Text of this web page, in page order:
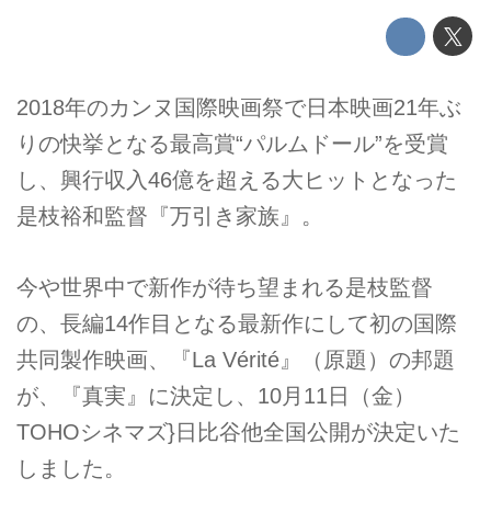
2018年のカンヌ国際映画祭で日本映画21年ぶ
りの快挙となる最高賞“パルムドール”を受賞
し、興行収入46億を超える大ヒットとなった
是枝裕和監督『万引き家族』。
今や世界中で新作が待ち望まれる是枝監督
の、長編14作目となる最新作にして初の国際
共同製作映画、『La Vérité』（原題）の邦題
が、『真実』に決定し、10月11日（金）
TOHOシネマズ}日比谷他全国公開が決定いた
しました。